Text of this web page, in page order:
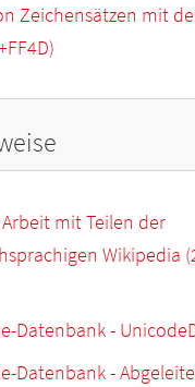
Zeichensätzen mit
mit Teilen der
Wikipedia
Datenbank -
Datenbank -